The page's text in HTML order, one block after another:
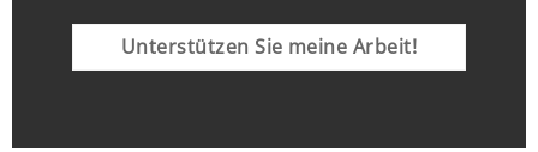
Unterstützen Sie meine Arbeit!